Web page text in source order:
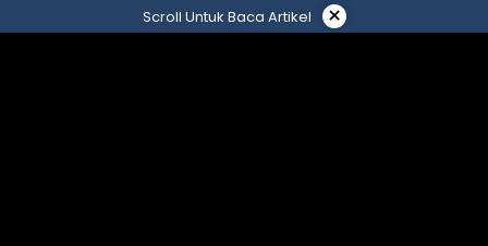
ke
Scroll Untuk Baca Artikel ×